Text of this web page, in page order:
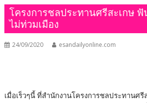
โครงการชลประทานศรีสะเกษ ฟั
ไม่ท่วมเมือง
24/09/2020 esandailyonline.com
เมื่อเร็วๆนี้ ที่สำนักงานโครงการชลประทานศรี